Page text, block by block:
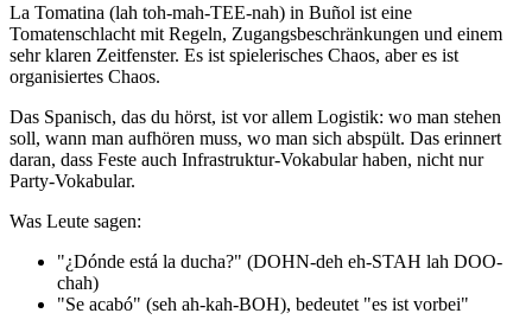
La Tomatina (lah toh-mah-TEE-nah) in Buñol ist eine
Tomatenschlacht mit Regeln, Zugangsbeschränkungen und einem
sehr klaren Zeitfenster. Es ist spielerisches Chaos, aber es ist
organisiertes Chaos.
Das Spanisch, das du hörst, ist vor allem Logistik: wo man stehen
soll, wann man aufhören muss, wo man sich abspült. Das erinnert
daran, dass Feste auch Infrastruktur-Vokabular haben, nicht nur
Party-Vokabular.
Was Leute sagen:
"¿Dónde está la ducha?" (DOHN-deh eh-STAH lah DOO-
chah)
"Se acabó" (seh ah-kah-BOH), bedeutet "es ist vorbei"